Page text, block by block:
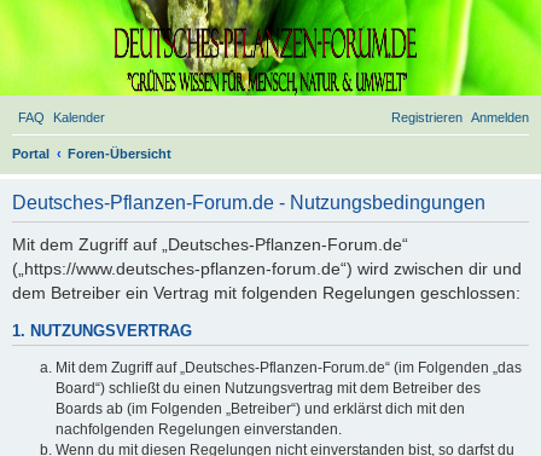
FAQ Kalender Anmelden
Registrieren
Portal Foren-Übersicht
Deutsches-Pflanzen-Forum.de - Nutzungsbedingungen
Mit dem Zugriff auf „Deutsches-Pflanzen-Forum.de“
(„https://www.deutsches-pflanzen-forum.de“) wird zwischen dir und
dem Betreiber ein Vertrag mit folgenden Regelungen geschlossen:
1. NUTZUNGSVERTRAG
Mit dem Zugriff auf „Deutsches-Pflanzen-Forum.de“ (im Folgenden „das
Board“) schließt du einen Nutzungsvertrag mit dem Betreiber des
Boards ab (im Folgenden „Betreiber“) und erklärst dich mit den
nachfolgenden Regelungen einverstanden.
Wenn du mit diesen Regelungen nicht einverstanden bist, so darfst du